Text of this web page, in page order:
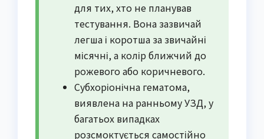
для тих, хто не планував
тестування. Вона зазвичай
легша і коротша за звичайні
місячні, а колір ближчий до
рожевого або коричневого.
Субхоріонічна гематома,
виявлена на ранньому УЗД, у
багатьох випадках
розсмоктується самостійно